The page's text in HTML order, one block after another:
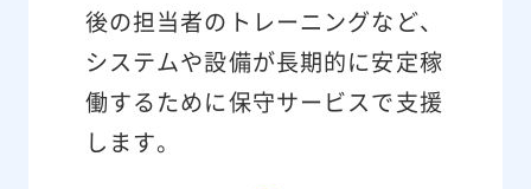
後の担当者のトレーニングなど、
システムや設備が長期的に安定稼
働するために保守サービスで支援
します。